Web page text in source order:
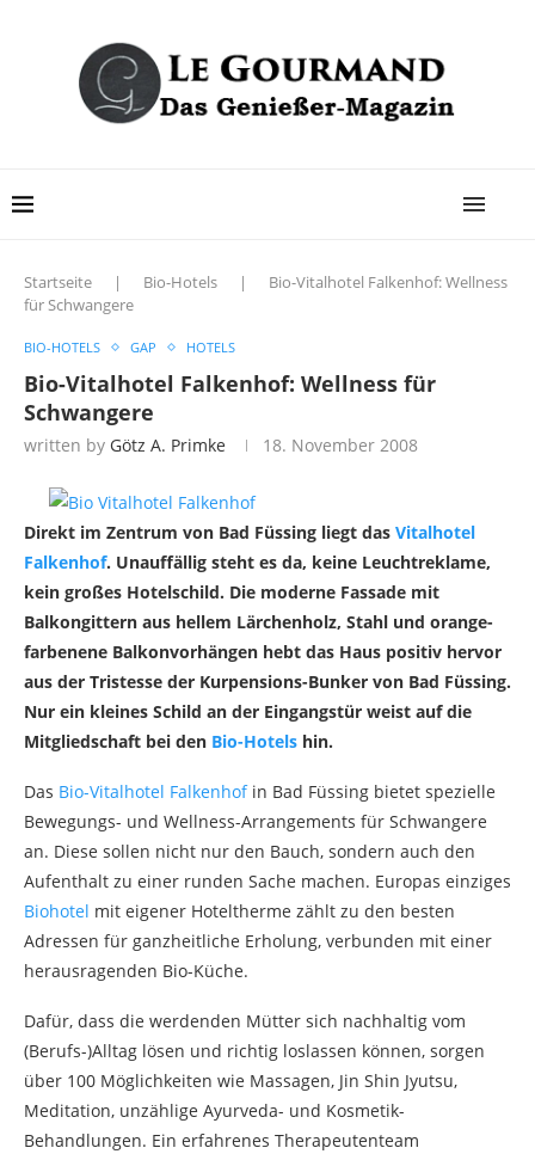
Startseite | Bio-Hotels |
Bio-Vitalhotel Falkenhof: Wellness
für Schwangere
BIO-HOTELS GAP HOTELS
Bio-Vitalhotel Falkenhof: Wellness für
Schwangere
written by Götz A. Primke 18. November 2008
Direkt im Zentrum von Bad Füssing liegt das Vitalhotel
Falkenhof. Unauffällig steht es da, keine Leuchtreklame,
kein großes Hotelschild. Die moderne Fassade mit
Balkongittern aus hellem Lärchenholz, Stahl und orange-
farbenene Balkonvorhängen hebt das Haus positiv hervor
aus der Tristesse der Kurpensions-Bunker von Bad Füssing.
Nur ein kleines Schild an der Eingangstür weist auf die
Mitgliedschaft bei den Bio-Hotels hin.
Das Bio-Vitalhotel Falkenhofin Bad Füssing bietet spezielle
Bewegungs- und Wellness-Arrangements für Schwangere
an. Diese sollen nicht nur den Bauch, sondern auch den
Aufenthalt zu einer runden Sache machen. Europas einziges
Biohotel mit eigener Hoteltherme zählt zu den besten
Adressen für ganzheitliche Erholung, verbunden mit einer
herausragenden Bio-Küche.
Dafür, dass die werdenden Mütter sich nachhaltig vom
(Berufs-)Alltag lösen und richtig loslassen können, sorgen
über 100 Möglichkeiten wie Massagen, Jin Shin Jyutsu,
Meditation, unzählige Ayurveda- und Kosmetik-
Behandlungen. Ein erfahrenes Therapeutenteam